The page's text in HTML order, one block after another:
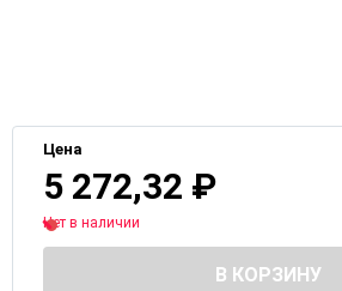
Цена
5 272,32 ₽
Нет в наличии
В КОРЗИНУ